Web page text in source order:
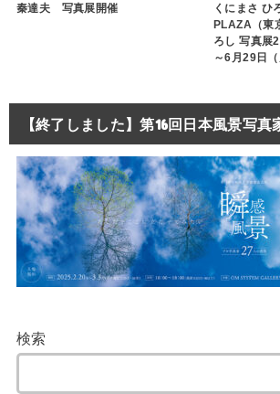
秦達夫 写真展開催
くにまさ
PLAZA（東
ろし 写真展
～6月29日
【終了しました】第16回日本風景写真
検索